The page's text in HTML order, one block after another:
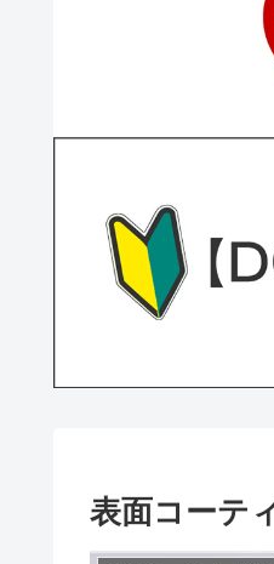
表面コーテ